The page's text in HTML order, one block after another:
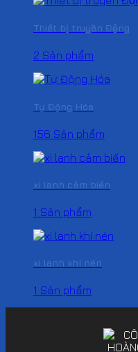
Thiết bị truyền Động
2 Sản phẩm
Tự Động Hóa
156 Sản phẩm
xi lanh cảm biến
1 Sản phẩm
xi lanh khí nén
1 Sản phẩm